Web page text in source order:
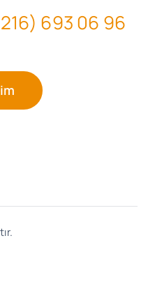
693 06 96